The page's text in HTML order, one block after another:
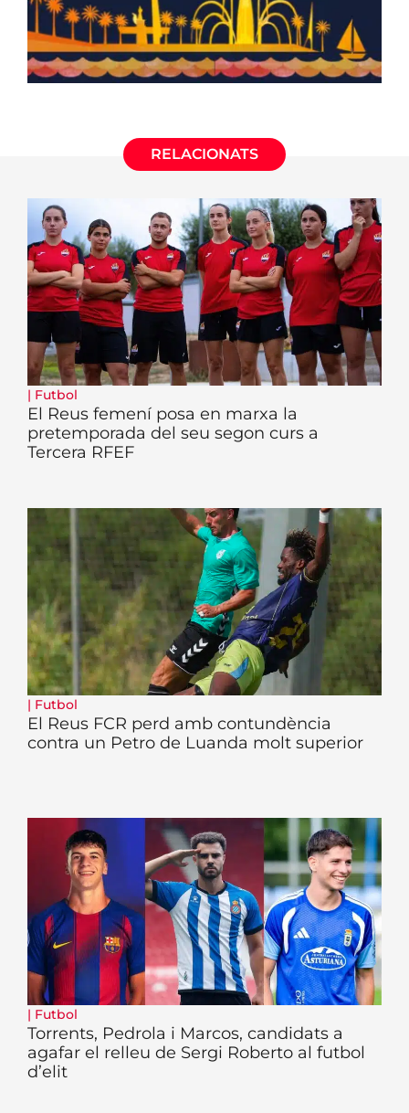
RELACIONATS
| Futbol
El Reus femení posa en marxa la
pretemporada del seu segon curs a
Tercera RFEF
| Futbol
El Reus FCR perd amb contundència
contra un Petro de Luanda molt superior
| Futbol
Torrents, Pedrola i Marcos, candidats a
agafar el relleu de Sergi Roberto al futbol
d’elit